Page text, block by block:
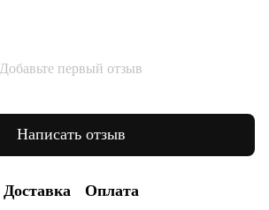
Добавьте первый отзыв
Написать отзыв
Доставка Оплата